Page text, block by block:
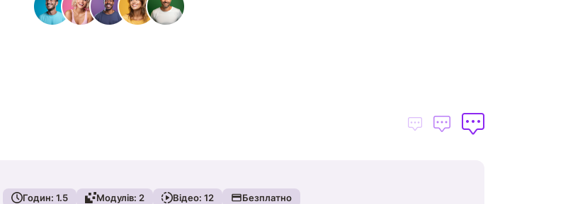
Годин: 1.5 Модулів: 2 Відео: 12 Безплатно